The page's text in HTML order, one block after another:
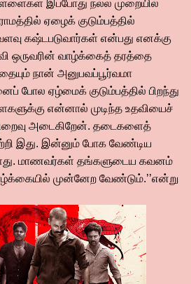
இப்போது நல்ல முறையில்
ஏழைக் குடும்பத்தில்
கஷ்டபடுவார்கள் என்பது எனக்கு
ஒருவரின் வாழ்க்கைத் தரத்தை
நான் அனுபவப்பூர்வமா
போல ஏழ்மைக் குடும்பத்தில் பிறந்து
என்னால் முடிந்த உதவியைச்
அடைகிறேன். தடைகளைத்
இது. இன்னும் போக வேண்டிய
மாணவர்கள் தங்களுடைய கவனம்
முன்னேற வேண்டும்.’’என்று